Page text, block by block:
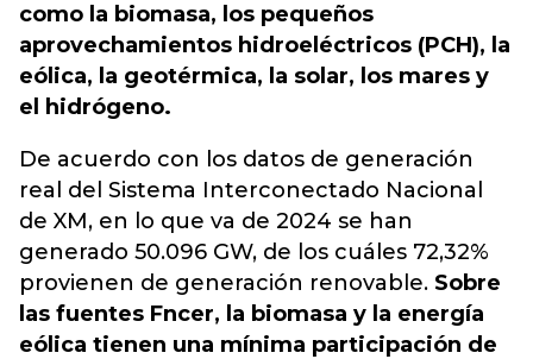
como la biomasa, los pequeños
aprovechamientos hidroeléctricos (PCH), la
eólica, la geotérmica, la solar, los mares y
el hidrógeno.
De acuerdo con los datos de generación
real del Sistema Interconectado Nacional
de XM, en lo que va de 2024 se han
generado 50.096 GW, de los cuáles 72,32%
provienen de generación renovable. Sobre
las fuentes Fncer, la biomasa y la energía
eólica tienen una mínima participación de